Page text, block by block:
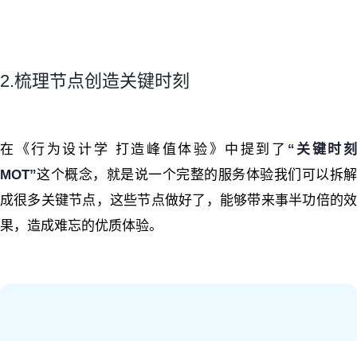
2.梳理节点创造关键时刻
在《行为设计学 打造峰值体验》中提到了 “ 关键时刻
MOT”这个概念，就是说一个完整的服务体验我们可以拆解
成很多关键节点，这些节点做好了，能够带来事半功倍的效
果，造成难忘的优质体验。